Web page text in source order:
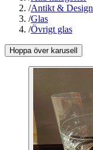
/Antikt & Design
/Glas
/Övrigt glas
Hoppa över karusell